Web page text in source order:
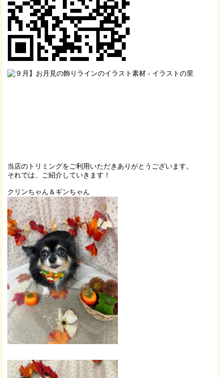
当店のトリミングをご利用いただきありがとうございます。
それでは、ご紹介していきます！
クリンちゃん＆ギンちゃん